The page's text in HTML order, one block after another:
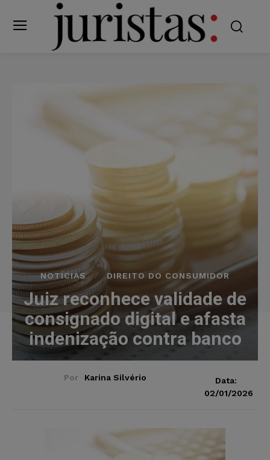
NOTÍCIAS DIREITO DO CONSUMIDOR
Juiz reconhece validade de
consignado digital e afasta
indenização contra banco
Por Karina Silvério
Data:
02/01/2026